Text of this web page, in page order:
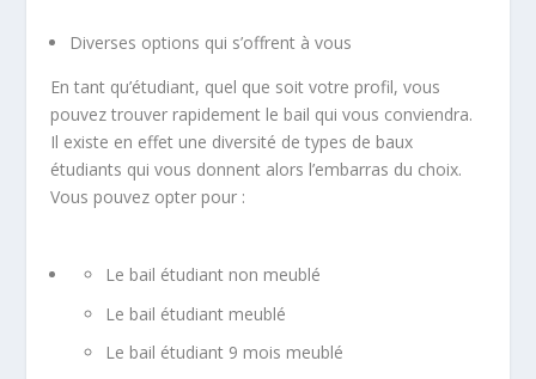
Diverses options qui s’offrent à vous
En tant qu’étudiant, quel que soit votre profil, vous
pouvez trouver rapidement le bail qui vous conviendra.
Il existe en effet une diversité de types de baux
étudiants qui vous donnent alors l’embarras du choix.
Vous pouvez opter pour :
Le bail étudiant non meublé
Le bail étudiant meublé
Le bail étudiant 9 mois meublé